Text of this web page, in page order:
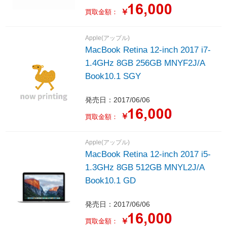
買取金額： ￥
Apple(アップル)
MacBook Retina 12-inch 2017 i7-
1.4GHz 8GB 256GB MNYF2J/A
Book10.1 SGY
発売日：2017/06/06
買取金額： ￥
Apple(アップル)
MacBook Retina 12-inch 2017 i5-
1.3GHz 8GB 512GB MNYL2J/A
Book10.1 GD
発売日：2017/06/06
買取金額： ￥